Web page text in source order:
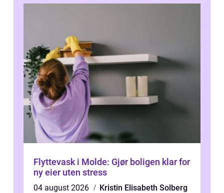
Flyttevask i Molde: Gjør boligen klar for
ny eier uten stress
04 august 2026
Kristin Elisabeth Solberg